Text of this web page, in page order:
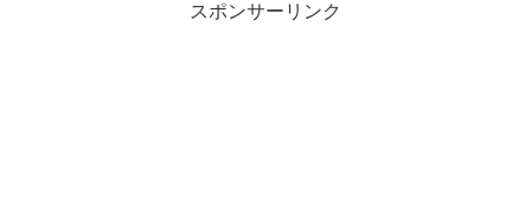
スポンサーリンク